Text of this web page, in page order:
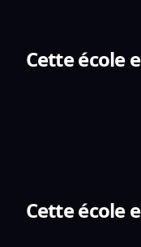
Cette école
Cette école